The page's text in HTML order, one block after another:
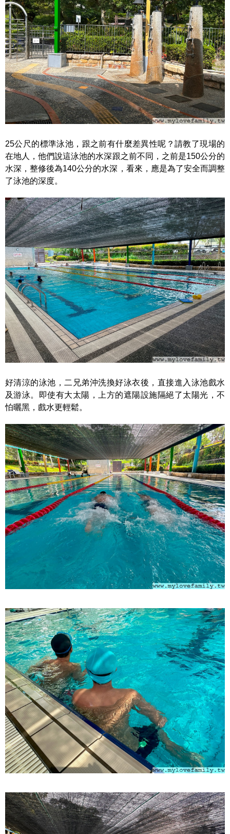
25公尺的標準泳池，跟之前有什麼差異性呢？請教了現場的
在地人，他們說這泳池的水深跟之前不同，之前是150公分的
水深，整修後為140公分的水深，看來，應是為了安全而調整
了泳池的深度。
好清涼的泳池，二兄弟沖洗換好泳衣後，直接進入泳池戲水
及游泳。即使有大太陽，上方的遮陽設施隔絕了太陽光，不
怕曬黑，戲水更輕鬆。